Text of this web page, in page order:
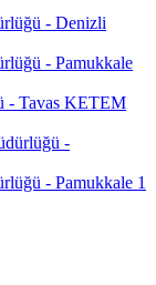
- Denizli
- Pamukkale
- Tavas KETEM
-
- Pamukkale 1